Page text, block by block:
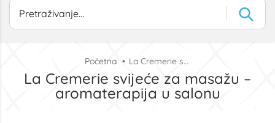
Početna La Cremerie svijeće za masažu – aromaterapija u salonu
La Cremerie svijeće za masažu –
aromaterapija u salonu